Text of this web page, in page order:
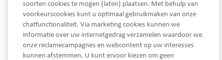
Ma - Vrij van 08.30 tot 17.30 uur
service@lothypotheken.nl
soorten cookies te mogen (laten) plaatsen. Met behulp van
voorkeurscookies kunt u optimaal gebruikmaken van onze
chatfunctionaliteit. Via marketing cookies kunnen we
informatie over uw internetgedrag verzamelen waardoor we
onze reclamecampagnes en webcontent op uw interesses
kunnen afstemmen. U kunt ervoor kiezen om geen